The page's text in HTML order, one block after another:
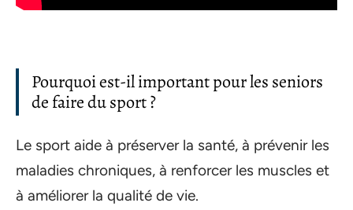
Pourquoi est-il important pour les seniors
de faire du sport ?
Le sport aide à préserver la santé, à prévenir les
maladies chroniques, à renforcer les muscles et
à améliorer la qualité de vie.